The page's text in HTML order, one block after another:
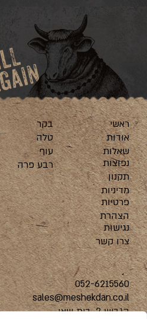
ראשי
אודות
שאלות
נפוצות
תקנון
מדיניות
פרטיות
הצהרת
נגישות
צרו קשר
בקר
טלה
עוף
רבע פרה
052-6215560
sales@meshekdan.co.il
הגביש 2, בית שאן